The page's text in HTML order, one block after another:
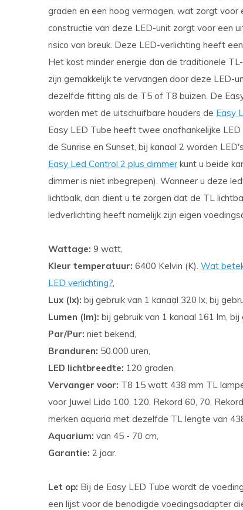
graden en een hoog vermogen, wat zorgt voor
constructie van deze LED-unit zorgt voor een
risico van breuk. Deze LED-verlichting heeft
Het kost minder energie dan de traditionele
zijn gemakkelijk te vervangen door deze LED-
dezelfde fitting als de T5 of T8 buizen. De
worden met de uitschuifbare houders de Easy
Easy LED Tube heeft twee onafhankelijke
de Sunrise en Sunset, bij kanaal 2 worden
Easy Led Control 2 plus dimmer kunt u beide
dimmer is niet inbegrepen). Wanneer u deze
lichtbalk, dan dient u te zorgen dat de TL
ledverlichting heeft namelijk zijn eigen
Wattage: 9 watt,
Kleur temperatuur: 6400 Kelvin (K). Wat
LED verlichting?,
Lux (lx): bij gebruik van 1 kanaal 320 lx, bij
Lumen (lm): bij gebruik van 1 kanaal 161 lm,
Par/Pur: niet bekend,
Branduren: 50.000 uren,
LED lichtbreedte: 120 graden,
Vervanger voor: T8 15 watt 438 mm TL
voor Juwel Lido 100, 120, Rekord 60, 70,
merken aquaria met dezelfde TL lengte van
Aquarium: van 45 - 70 cm,
Garantie: 2 jaar.
Let op: Bij de Easy LED Tube wordt de
een lijst voor de benodigde voedingsadapter